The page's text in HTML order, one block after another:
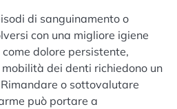
di sanguinamento o
con una migliore igiene
dolore persistente,
dei denti richiedono un
o sottovalutare
può portare a